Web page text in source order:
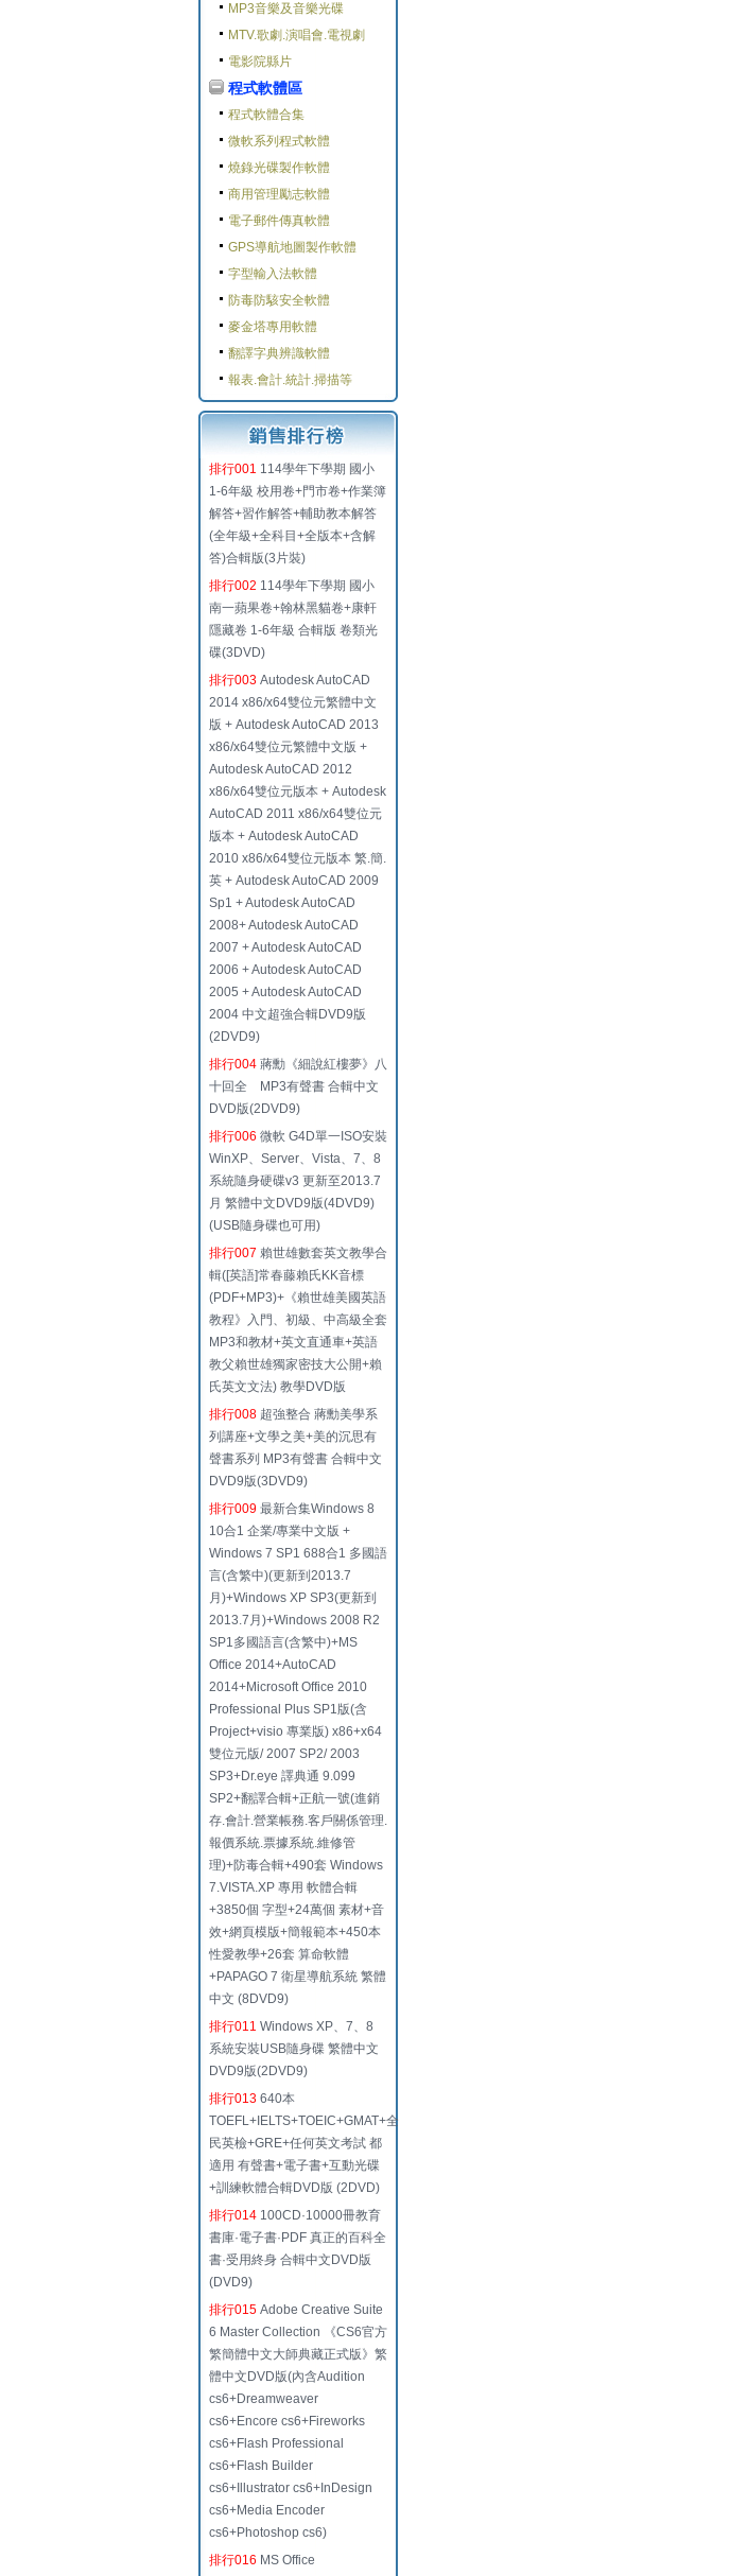
MP3音樂及音樂光碟
MTV.歌劇.演唱會.電視劇
電影院縣片
程式軟體區
程式軟體合集
微軟系列程式軟體
燒錄光碟製作軟體
商用管理勵志軟體
電子郵件傳真軟體
GPS導航地圖製作軟體
字型輸入法軟體
防毒防駭安全軟體
麥金塔專用軟體
翻譯字典辨識軟體
報表.會計.統計.掃描等
排行001 114學年下學期 國小
1-6年級 校用卷+門市卷+作業簿
解答+習作解答+輔助教本解答
(全年級+全科目+全版本+含解
答)合輯版(3片裝)
排行002 114學年下學期 國小
南一蘋果卷+翰林黑貓卷+康軒
隱藏卷 1-6年級 合輯版 卷類光
碟(3DVD)
排行003 Autodesk AutoCAD
2014 x86/x64雙位元繁體中文
版 + Autodesk AutoCAD 2013
x86/x64雙位元繁體中文版 +
Autodesk AutoCAD 2012
x86/x64雙位元版本 + Autodesk
AutoCAD 2011 x86/x64雙位元
版本 + Autodesk AutoCAD
2010 x86/x64雙位元版本 繁.簡.
英 + Autodesk AutoCAD 2009
Sp1 + Autodesk AutoCAD
2008+ Autodesk AutoCAD
2007 + Autodesk AutoCAD
2006 + Autodesk AutoCAD
2005 + Autodesk AutoCAD
2004 中文超強合輯DVD9版
(2DVD9)
排行004 蔣勳《細說紅樓夢》八
十回全 MP3有聲書 合輯中文
DVD版(2DVD9)
排行006 微軟 G4D單一ISO安裝
WinXP、Server、Vista、7、8
系統隨身硬碟v3 更新至2013.7
月 繁體中文DVD9版(4DVD9)
(USB隨身碟也可用)
排行007 賴世雄數套英文教學合
輯([英語]常春藤賴氏KK音標
(PDF+MP3)+《賴世雄美國英語
教程》入門、初級、中高級全套
MP3和教材+英文直通車+英語
教父賴世雄獨家密技大公開+賴
氏英文文法) 教學DVD版
排行008 超強整合 蔣勳美學系
列講座+文學之美+美的沉思有
聲書系列 MP3有聲書 合輯中文
DVD9版(3DVD9)
排行009 最新合集Windows 8
10合1 企業/專業中文版 +
Windows 7 SP1 688合1 多國語
言(含繁中)(更新到2013.7
月)+Windows XP SP3(更新到
2013.7月)+Windows 2008 R2
SP1多國語言(含繁中)+MS
Office 2014+AutoCAD
2014+Microsoft Office 2010
Professional Plus SP1版(含
Project+visio 專業版) x86+x64
雙位元版/ 2007 SP2/ 2003
SP3+Dr.eye 譯典通 9.099
SP2+翻譯合輯+正航一號(進銷
存.會計.營業帳務.客戶關係管理.
報價系統.票據系統.維修管
理)+防毒合輯+490套 Windows
7.VISTA.XP 專用 軟體合輯
+3850個 字型+24萬個 素材+音
效+網頁模版+簡報範本+450本
性愛教學+26套 算命軟體
+PAPAGO 7 衛星導航系統 繁體
中文 (8DVD9)
排行011 Windows XP、7、8
系統安裝USB隨身碟 繁體中文
DVD9版(2DVD9)
排行013 640本
TOEFL+IELTS+TOEIC+GMAT+全
民英檢+GRE+任何英文考試 都
適用 有聲書+電子書+互動光碟
+訓練軟體合輯DVD版 (2DVD)
排行014 100CD·10000冊教育
書庫·電子書·PDF 真正的百科全
書·受用終身 合輯中文DVD版
(DVD9)
排行015 Adobe Creative Suite
6 Master Collection 《CS6官方
繁簡體中文大師典藏正式版》繁
體中文DVD版(內含Audition
cs6+Dreamweaver
cs6+Encore cs6+Fireworks
cs6+Flash Professional
cs6+Flash Builder
cs6+Illustrator cs6+InDesign
cs6+Media Encoder
cs6+Photoshop cs6)
排行016 MS Office